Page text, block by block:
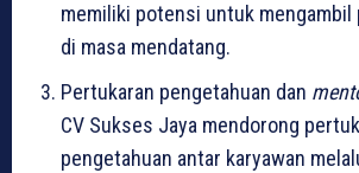
memiliki potensi untuk mengambil
di masa mendatang.
Pertukaran pengetahuan dan
CV Sukses Jaya mendorong
pengetahuan antar karyawan